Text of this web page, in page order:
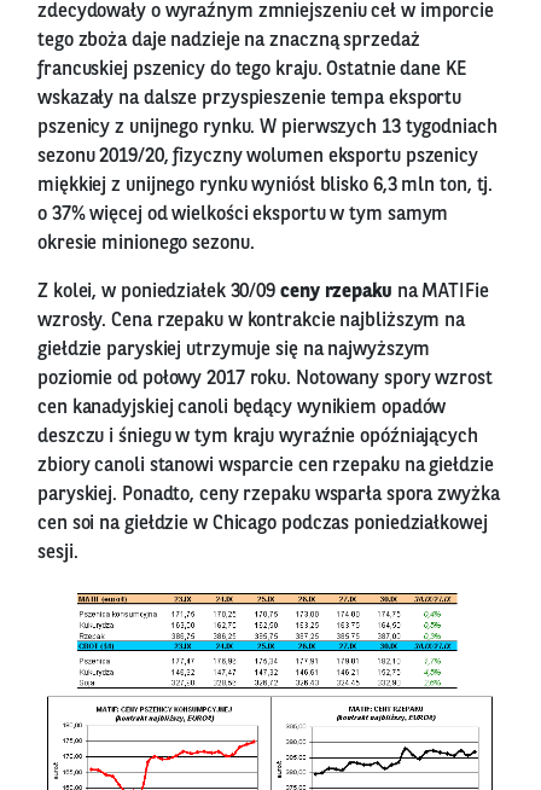
zdecydowały o wyraźnym zmniejszeniu ceł w imporcie
tego zboża daje nadzieje na znaczną sprzedaż
francuskiej pszenicy do tego kraju. Ostatnie dane KE
wskazały na dalsze przyspieszenie tempa eksportu
pszenicy z unijnego rynku. W pierwszych 13 tygodniach
sezonu 2019/20, fizyczny wolumen eksportu pszenicy
miękkiej z unijnego rynku wyniósł blisko 6,3 mln ton, tj.
o 37% więcej od wielkości eksportu w tym samym
okresie minionego sezonu.
Z kolei, w poniedziałek 30/09 ceny rzepaku na MATIFie
wzrosły. Cena rzepaku w kontrakcie najbliższym na
giełdzie paryskiej utrzymuje się na najwyższym
poziomie od połowy 2017 roku. Notowany spory wzrost
cen kanadyjskiej canoli będący wynikiem opadów
deszczu i śniegu w tym kraju wyraźnie opóźniających
zbiory canoli stanowi wsparcie cen rzepaku na giełdzie
paryskiej. Ponadto, ceny rzepaku wsparła spora zwyżka
cen soi na giełdzie w Chicago podczas poniedziałkowej
sesji.